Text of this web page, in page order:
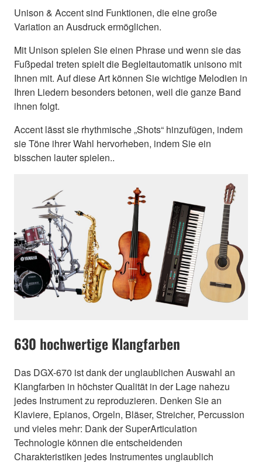
Unison & Accent sind Funktionen, die eine große
Variation an Ausdruck ermöglichen.
Mit Unison spielen Sie einen Phrase und wenn sie das
Fußpedal treten spielt die Begleitautomatik unisono mit
Ihnen mit. Auf diese Art können Sie wichtige Melodien in
Ihren Liedern besonders betonen, weil die ganze Band
ihnen folgt.
Accent lässt sie rhythmische „Shots“ hinzufügen, indem
sie Töne ihrer Wahl hervorheben, indem Sie ein
bisschen lauter spielen..
630 hochwertige Klangfarben
Das DGX-670 ist dank der unglaublichen Auswahl an
Klangfarben in höchster Qualität in der Lage nahezu
jedes Instrument zu reproduzieren. Denken Sie an
Klaviere, Epianos, Orgeln, Bläser, Streicher, Percussion
und vieles mehr: Dank der SuperArticulation
Technologie können die entscheidenden
Charakteristiken jedes Instrumentes unglaublich